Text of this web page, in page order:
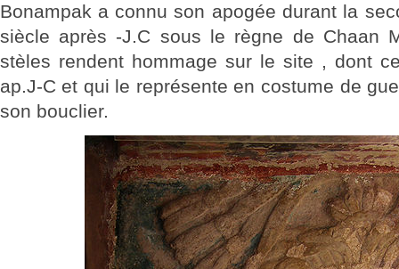
Bonampak a connu son apogée durant la
siècle après -J.C sous le règne de Chaan
stèles rendent hommage sur le site , dont
ap.J-C et qui le représente en costume de
son bouclier.